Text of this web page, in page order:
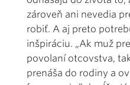
zároveň ani nevedia
robiť. A aj preto
inšpiráciu. „Ak muž
povolaní otcovstva,
prenáša do rodiny a